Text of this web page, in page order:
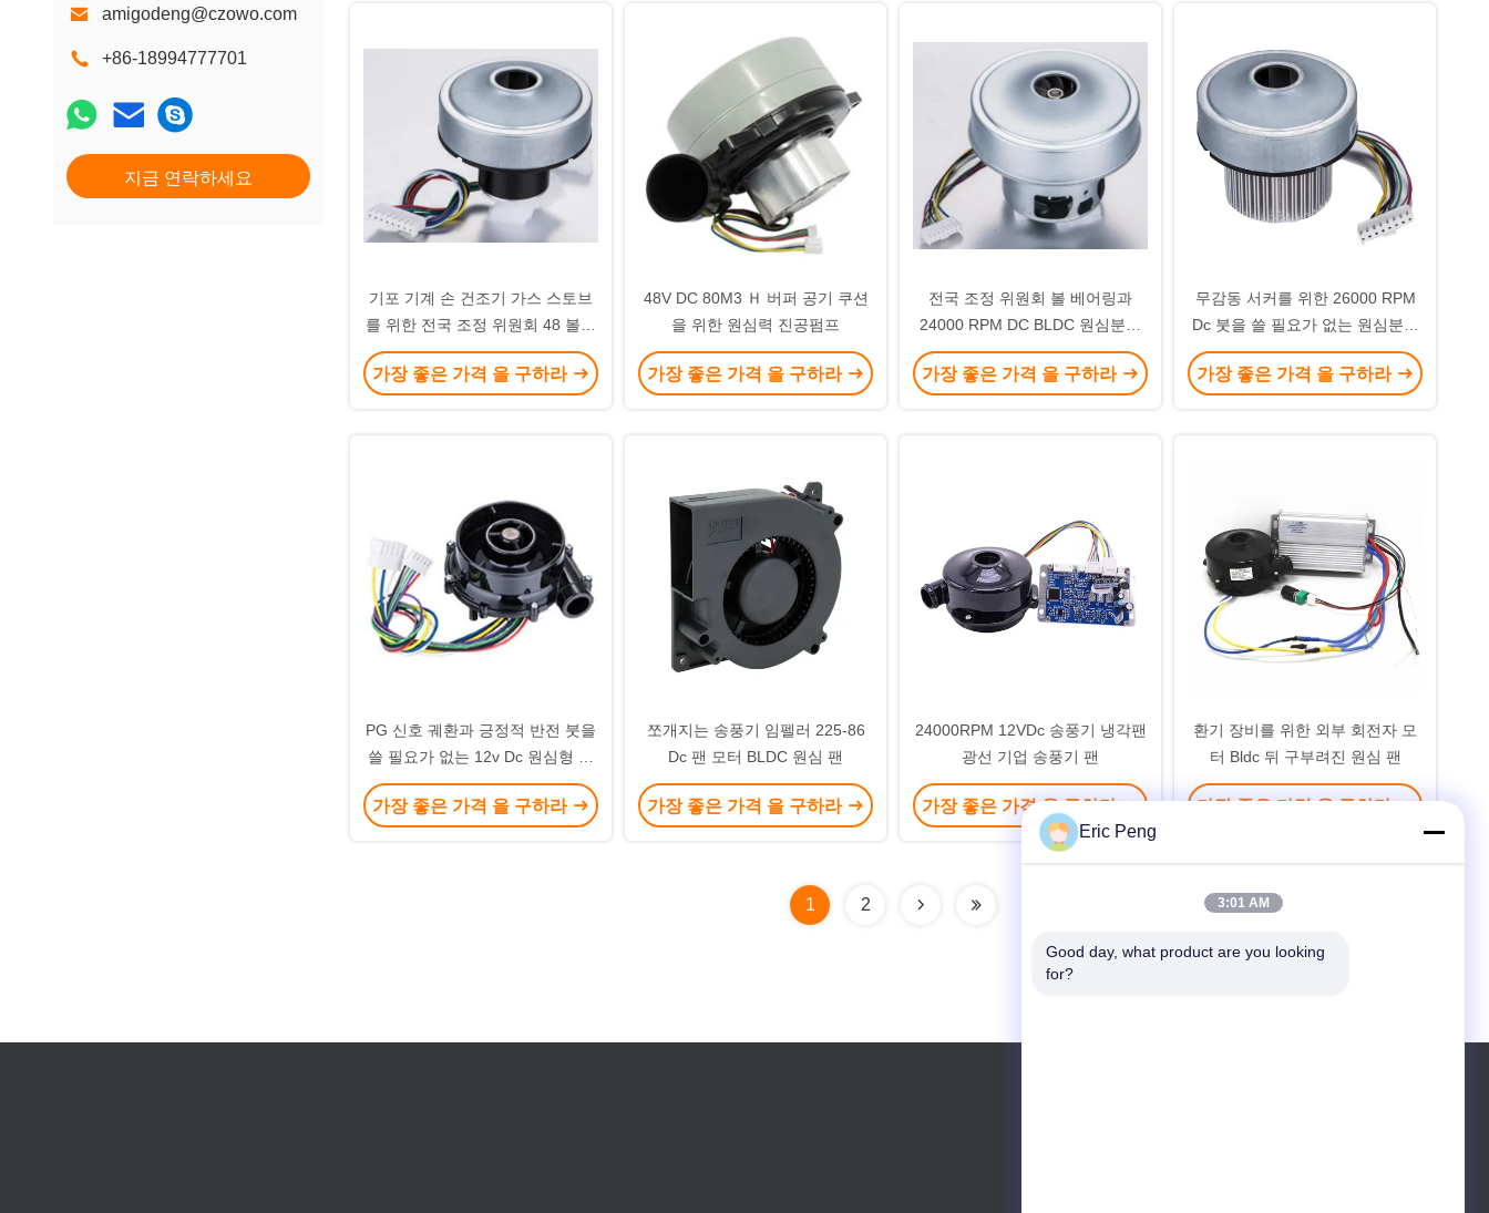
amigodeng@czowo.com
+86-18994777701
지금 연락하세요
기포 기계 손 건조기 가스 스토브
를 위한 전국 조정 위원회 48 볼트
BLDC 원심분리기 팬
가장 좋은 가격 을 구하라
48V DC 80M3 Ｈ 버퍼 공기 쿠션
을 위한 원심력 진공펌프
가장 좋은 가격 을 구하라
전국 조정 위원회 볼 베어링과
24000 RPM DC BLDC 원심분리
기 팬 24V명
가장 좋은 가격 을 구하라
무감동 서커를 위한 26000 RPM
Dc 붓을 쓸 필요가 없는 원심분리
기 팬 송풍기 48v
가장 좋은 가격 을 구하라
PG 신호 궤환과 긍정적 반전 붓을
쓸 필요가 없는 12v Dc 원심형 송
풍기
가장 좋은 가격 을 구하라
쪼개지는 송풍기 임펠러 225-86
Dc 팬 모터 BLDC 원심 팬
가장 좋은 가격 을 구하라
24000RPM 12VDc 송풍기 냉각팬
광선 기업 송풍기 팬
가장 좋은 가격 을 구하라
환기 장비를 위한 외부 회전자 모
터 Bldc 뒤 구부려진 원심 팬
가장 좋은 가격 을 구하라
1 2
Eric Peng
3:01 AM
Good day, what product are you looking
for?